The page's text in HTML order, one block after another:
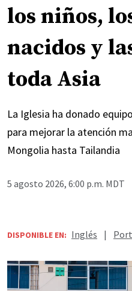
los niños,
nacidos y
toda Asia
La Iglesia ha donado
para mejorar la atención
Mongolia hasta Tailandia
5 agosto 2026, 6:00 p.m. MDT
DISPONIBLE EN: Inglés |